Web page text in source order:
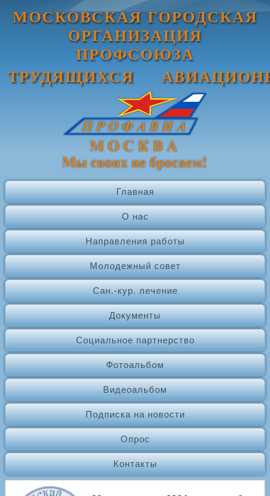
МОСКОВСКАЯ ГОРОДСКАЯ
ОРГАНИЗАЦИЯ
ПРОФСОЮЗА
ТРУДЯЩИХСЯ
Главная
О нас
Направления работы
Молодежный совет
Сан.-кур. лечение
Документы
Социальное партнерство
Фотоальбом
Видеоальбом
Подписка на новости
Опрос
Контакты